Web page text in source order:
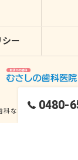
0480-
シー
ならむさしの歯科医院